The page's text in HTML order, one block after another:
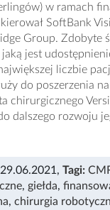
w ramach
SoftBank
Group. Zdobyte
jest
liczbie
do poszerzenia
chirurgicznego
dalszego rozwoju
, Tagi:
, giełda,
, chirurgia